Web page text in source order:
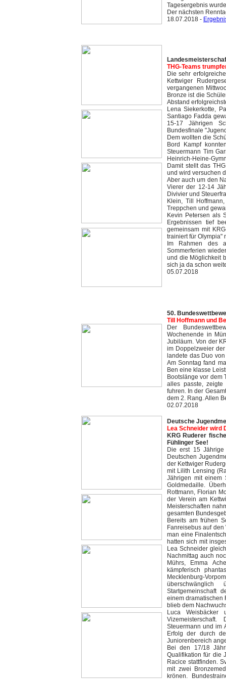
Tagesergebnis
Der nächsten
18.07.2018 -
THG-Teams
Die sehr
Kettwiger
vergangenen
Bronze ist die
Abstand
Lena Siekerkotte,
Santiago Fadda
15-17 Jährigen
Bundesfinale
Dem wollten die
Bord Kampf
Steuermann Tim
Heinrich-Heine-
Damit stellt das
und wird versuchen
Aber auch um den
Vierer der 12-14
Divivier und
Klein, Till
Treppchen und
Kevin Petersen als
Ergebnissen tief
gemeinsam mit
trainiert für Olympia"
Im Rahmen des
Sommerferien
und die Möglichkeit
sich ja da schon
05.07.2018
50.
Till Hoffmann und
Der
Wochenende in
Jubiläum. Von der
im Doppelzweier
landete das Duo
Am Sonntag fand
Ben eine klasse
Bootslänge vor dem
alles passte,
fuhren. In der
dem 2. Rang. Allen
02.07.2018
Deutsche
Lea Schneider wird
KRG Ruderer
Fühlinger See!
Die erst 15
Deutschen
der Kettwiger
mit Lilith Lensing
Jährigen mit einem
Goldmedaille.
Rottmann, Florian
der Verein am
Meisterschaften
gesamten
Bereits am frühen
Fanreisebus auf
man eine
hatten sich mit
Lea Schneider
Nachmittag auch
Mührs, Emma
kämpferisch
Mecklenburg-
Startgemeinschaft
einem dramatischen
blieb dem
Luca
Steuermann und im
Erfolg der durch
Juniorenbereich
Bei den 17/18
Qualifikation für die
Racice stattfinden.
mit zwei
krönen.